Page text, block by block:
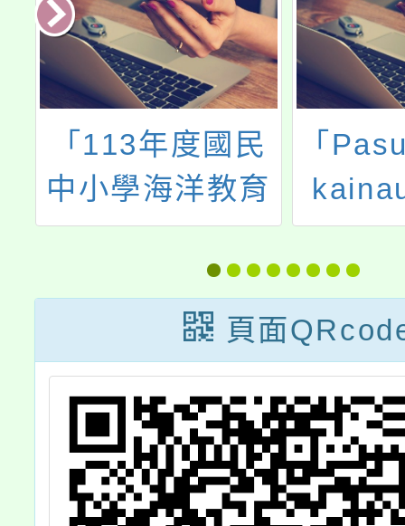
「Pasuapain tu
kainauazan！
原教之美─113
年宜花地區原住
民族實驗教育成
果分享」
國立
學辦
三期
育
頁面